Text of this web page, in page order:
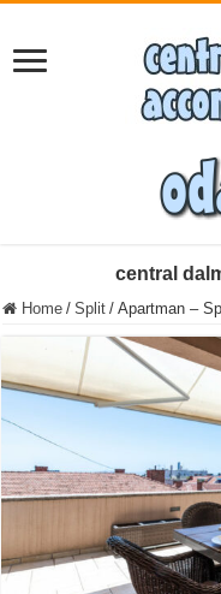
central
Home / Split / Apartman –